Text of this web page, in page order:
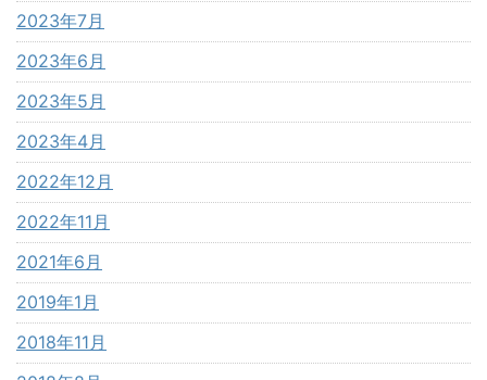
2023年7月
2023年6月
2023年5月
2023年4月
2022年12月
2022年11月
2021年6月
2019年1月
2018年11月